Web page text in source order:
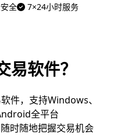
全 7×24小时服务
软件？
件，支持Windows、
全平台
时随地把握交易机会